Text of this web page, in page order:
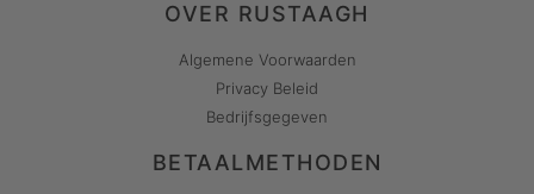
OVER RUSTAAGH
Algemene Voorwaarden
Privacy Beleid
Bedrijfsgegeven
BETAALMETHODEN